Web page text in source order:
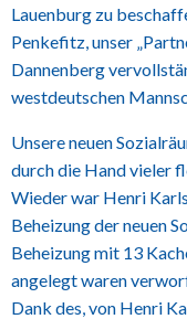
Lauenburg zu
Penkefitz, unser
Dannenberg
westdeutschen
Unsere neuen
durch die Hand vieler
Wieder war Henri
Beheizung der neuen
Beheizung mit 13
angelegt waren
Dank des, von Henri